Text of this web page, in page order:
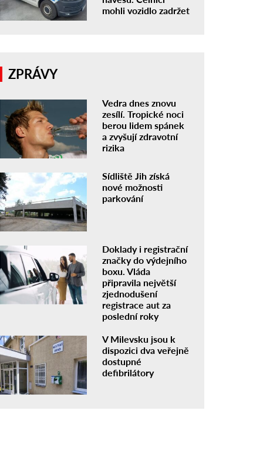
mohli vozidlo zadržet
ZPRÁVY
Vedra dnes znovu
zesílí. Tropické noci
berou lidem spánek
a zvyšují zdravotní
rizika
Sídliště Jih získá
nové možnosti
parkování
Doklady i registrační
značky do výdejního
boxu. Vláda
připravila největší
zjednodušení
registrace aut za
poslední roky
V Milevsku jsou k
dispozici dva veřejně
dostupné
defibrilátory